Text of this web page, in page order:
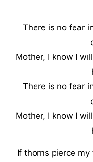
There is no fear
Mother, I know I
There is no fear
Mother, I know I
If thorns pierce